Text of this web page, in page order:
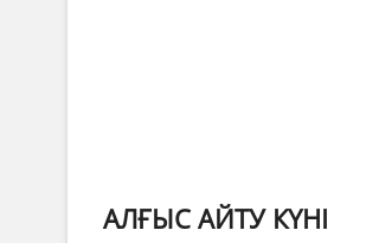
АЛҒЫС АЙТУ КҮНІ